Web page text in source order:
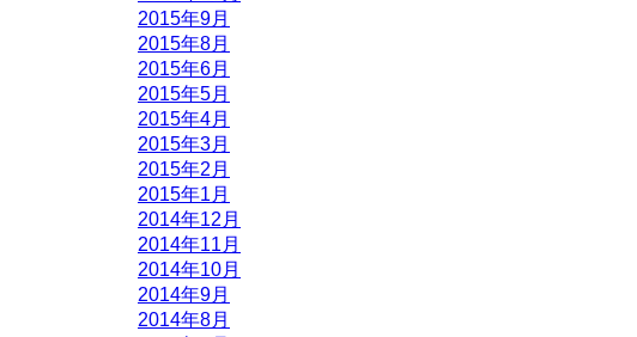
2015年9月
2015年8月
2015年6月
2015年5月
2015年4月
2015年3月
2015年2月
2015年1月
2014年12月
2014年11月
2014年10月
2014年9月
2014年8月